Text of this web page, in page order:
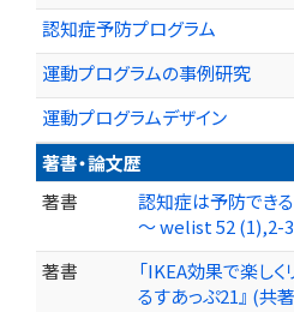
認知症予防プログラム
運動プログラムの事例研究
運動プログラムデザイン
著書・論文歴
著書
認知症は予防でき
～ welist 52 (1),2-
著書
「IKEA効果で楽しく
るすあっぷ21』 (共